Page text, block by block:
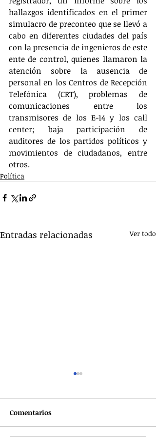
hallazgos identificados en el primer
simulacro de preconteo que se llevó a
cabo en diferentes ciudades del país
con la presencia de ingenieros de este
ente de control, quienes llamaron la
atención sobre la ausencia de
personal en los Centros de Recepción
Telefónica (CRT), problemas de
comunicaciones entre los
transmisores de los E-14 y los call
center; baja participación de
auditores de los partidos políticos y
movimientos de ciudadanos, entre
otros.
Política
Entradas relacionadas Ver todo
Comentarios